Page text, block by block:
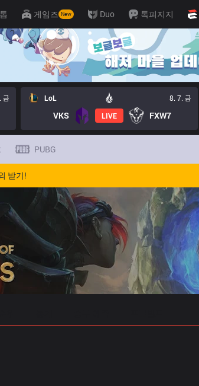
게임즈 New Duo 톡피지지
금
LoL 8. 7. 금
VKS LIVE FXW7
PUBG
받기!